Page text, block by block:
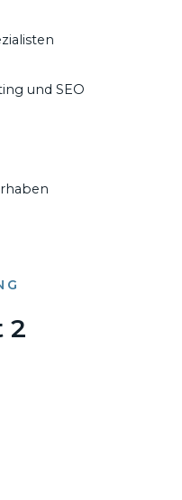
und SEO
2